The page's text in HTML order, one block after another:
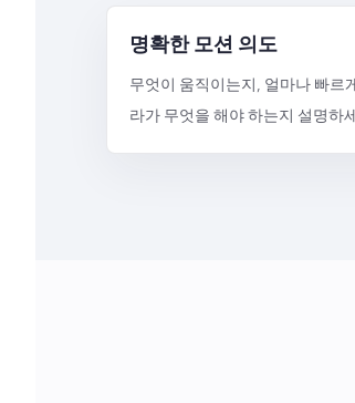
명확한 모션 의도
무엇이 움직이는지, 얼마나 빠르
라가 무엇을 해야 하는지 설명하